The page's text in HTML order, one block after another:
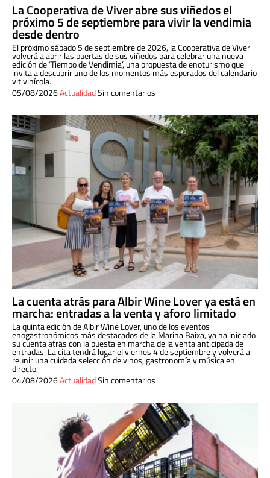
La Cooperativa de Viver abre sus viñedos el
próximo 5 de septiembre para vivir la vendimia
desde dentro
El próximo sábado 5 de septiembre de 2026, la Cooperativa de Viver
volverá a abrir las puertas de sus viñedos para celebrar una nueva
edición de ‘Tiempo de Vendimia’, una propuesta de enoturismo que
invita a descubrir uno de los momentos más esperados del calendario
vitivinícola.
05/08/2026ActualidadSin comentarios
La cuenta atrás para Albir Wine Lover ya está en
marcha: entradas a la venta y aforo limitado
La quinta edición de Albir Wine Lover, uno de los eventos
enogastronómicos más destacados de la Marina Baixa, ya ha iniciado
su cuenta atrás con la puesta en marcha de la venta anticipada de
entradas. La cita tendrá lugar el viernes 4 de septiembre y volverá a
reunir una cuidada selección de vinos, gastronomía y música en
directo.
04/08/2026ActualidadSin comentarios